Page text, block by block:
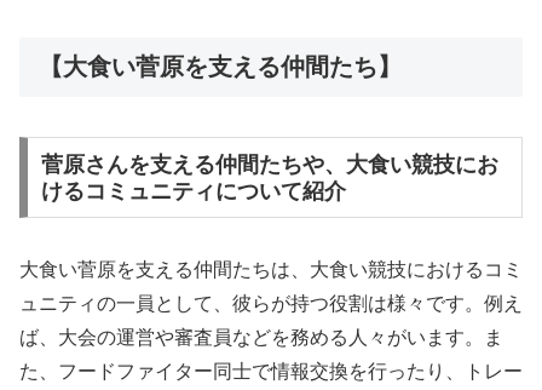
【大食い菅原を支える仲間たち】
菅原さんを支える仲間たちや、大食い競技にお
けるコミュニティについて紹介
大食い菅原を支える仲間たちは、大食い競技におけるコミ
ュニティの一員として、彼らが持つ役割は様々です。例え
ば、大会の運営や審査員などを務める人々がいます。ま
た、フードファイター同士で情報交換を行ったり、トレー